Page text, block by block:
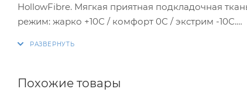
HollowFibre. Мягкая приятная подкладочная
режим: жарко +10С / комфорт 0С / экстрим -10С.
Гарантийный срок - 6 месяцев.
Похожие товары